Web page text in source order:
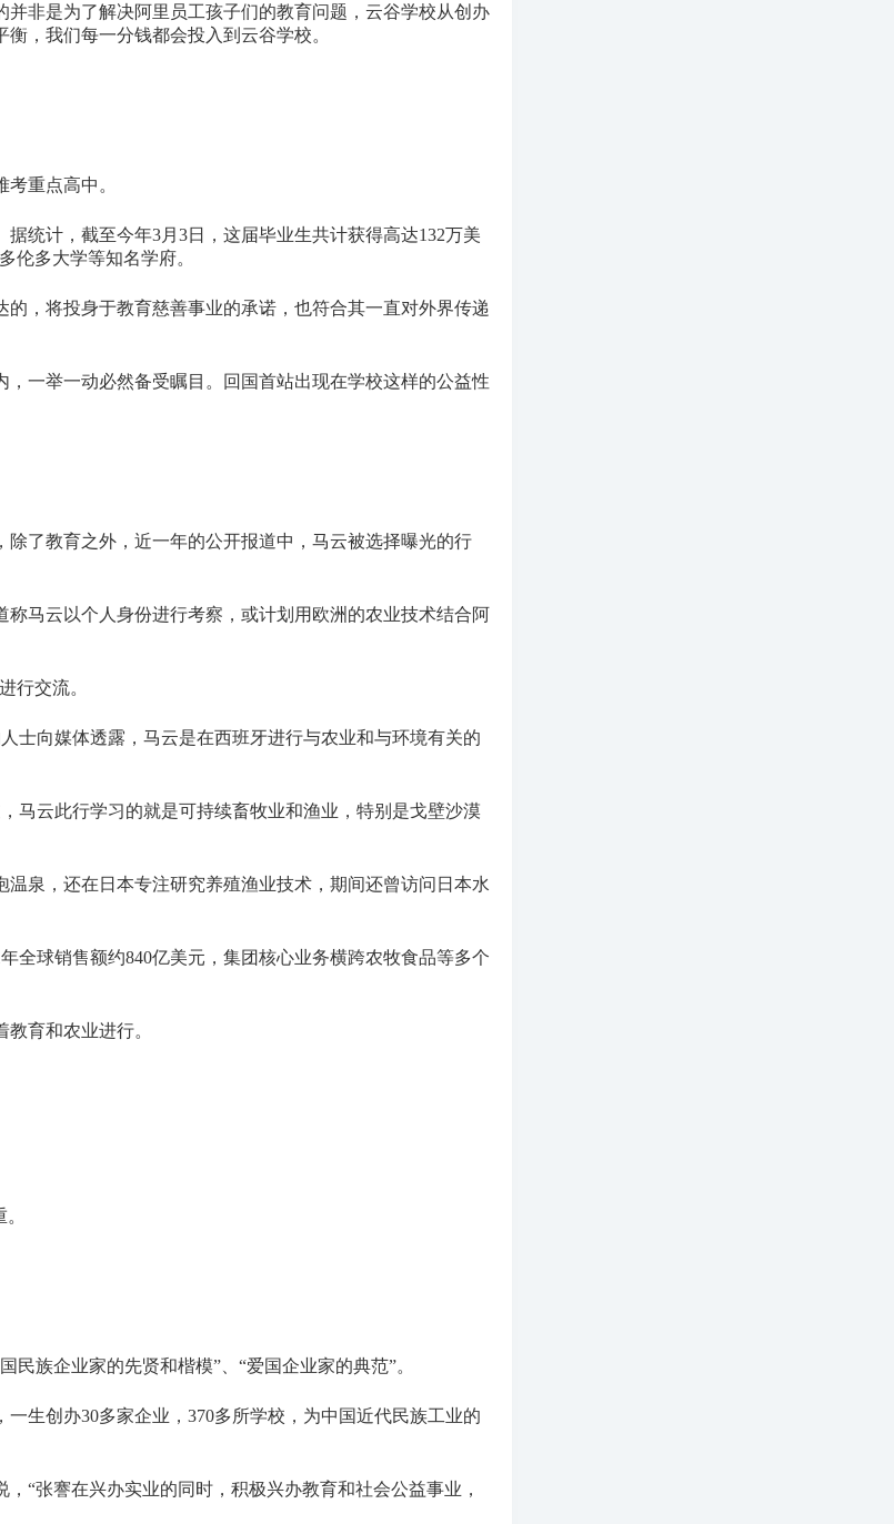
非是为了解决阿里员工孩子们的教育问题，云谷学校从创办
，我们每一分钱都会投入到云谷学校。
重点高中。
统计，截至今年3月3日，这届毕业生共计获得高达132万美
伦多大学等知名学府。
，将投身于教育慈善事业的承诺，也符合其一直对外界传递
一举一动必然备受瞩目。回国首站出现在学校这样的公益性
了教育之外，近一年的公开报道中，马云被选择曝光的行
马云以个人身份进行考察，或计划用欧洲的农业技术结合阿
行交流。
士向媒体透露，马云是在西班牙进行与农业和与环境有关的
马云此行学习的就是可持续畜牧业和渔业，特别是戈壁沙漠
泉，还在日本专注研究养殖渔业技术，期间还曾访问日本水
全球销售额约840亿美元，集团核心业务横跨农牧食品等多个
育和农业进行。
族企业家的先贤和楷模”、“爱国企业家的典范”。
生创办30多家企业，370多所学校，为中国近代民族工业的
“张謇在兴办实业的同时，积极兴办教育和社会公益事业，